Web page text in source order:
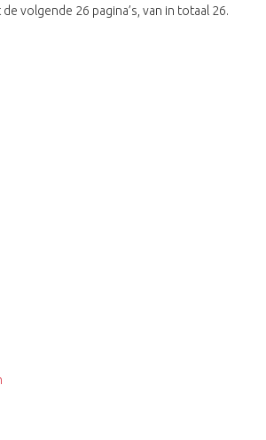
volgende 26 pagina’s, van in totaal 26.